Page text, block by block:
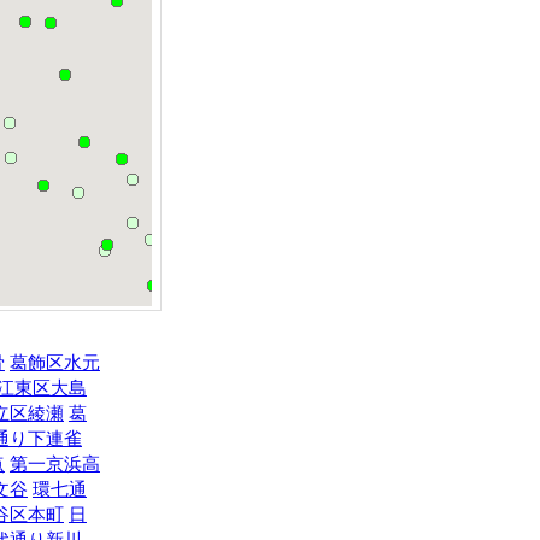
葛飾区水元
東区大島
区綾瀬 葛
り下連雀
第一京浜高
谷 環七通
区本町 日